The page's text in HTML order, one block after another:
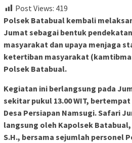
Post Views: 419
Polsek Batabual kembali
Jumat sebagai bentuk
masyarakat dan upaya menjaga
ketertiban masyarakat
Polsek Batabual.
Kegiatan ini berlangsung pada
sekitar pukul 13.00 WIT,
Desa Persiapan Namsugi. Safari
langsung oleh Kapolsek
S.H., bersama sejumlah personel